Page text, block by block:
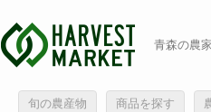
青森の農
旬の農産物 商品を探す